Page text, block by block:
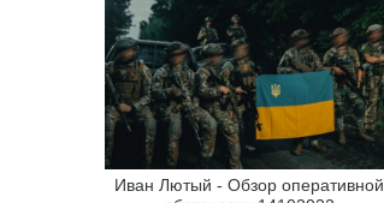
Иван Лютый - Обзор оперативной